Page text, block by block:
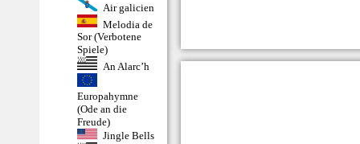
Air galicien
Melodia de
Sor (Verbotene
Spiele)
An Alarc’h
Europahymne
(Ode an die
Freude)
Jingle Bells